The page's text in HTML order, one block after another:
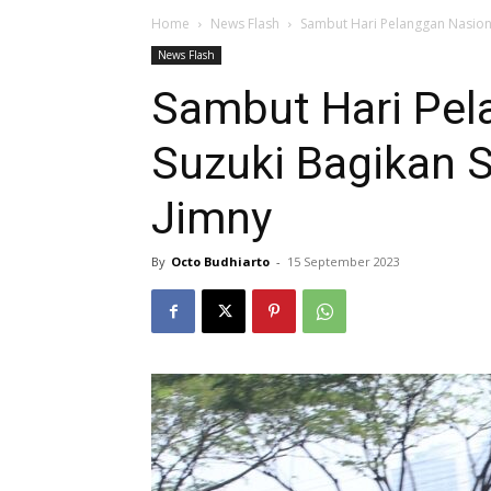
Home News Flash Sambut Hari Pelanggan
News Flash
Sambut Hari
Suzuki Bagikan
Jimny
By Octo Budhiarto - 15 September 2023